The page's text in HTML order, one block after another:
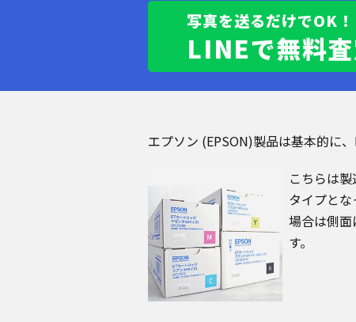
写真を送るだけでOK！
LINEで無料査
エプソン (EPSON)製品は基本的に
こちらは
タイプと
場合は側
す。